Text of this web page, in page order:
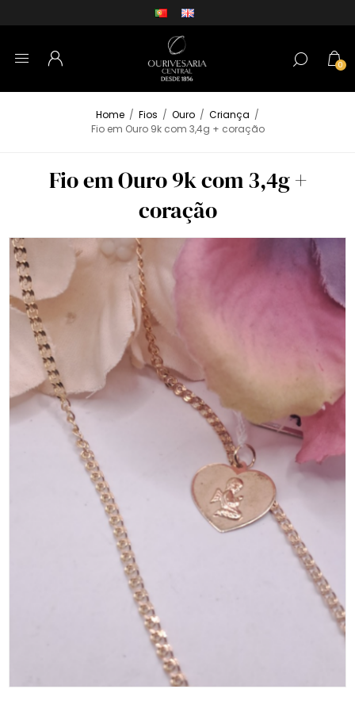
0
Home / Fios / Ouro / Criança /
Fio em Ouro 9k com 3,4g + coração
Fio em Ouro 9k com 3,4g +
coração